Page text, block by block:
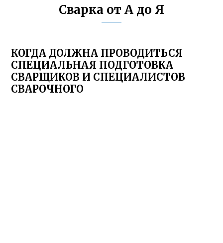
Сварка от А до Я
КОГДА ДОЛЖНА ПРОВОДИТЬСЯ
СПЕЦИАЛЬНАЯ ПОДГОТОВКА
СВАРЩИКОВ И СПЕЦИАЛИСТОВ
СВАРОЧНОГО